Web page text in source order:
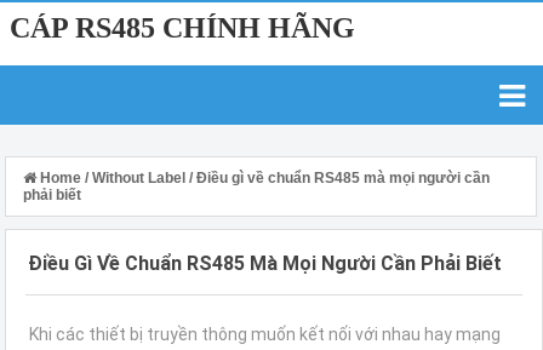
CÁP RS485 CHÍNH HÃNG
Home / Without Label / Điều gì về chuẩn RS485 mà mọi người cần
phải biết
Điều Gì Về Chuẩn RS485 Mà Mọi Người Cần Phải Biết
Khi các thiết bị truyền thông muốn kết nối với nhau hay mạng